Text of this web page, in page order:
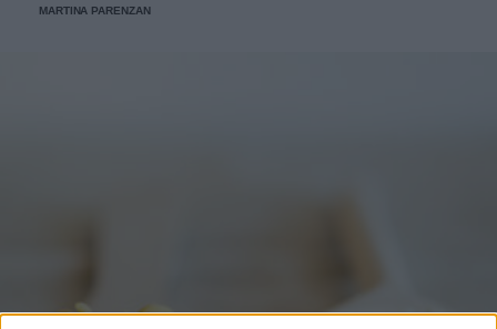
MARTINA PARENZAN